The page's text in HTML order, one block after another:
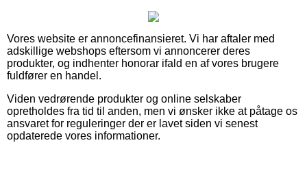
Vores website er annoncefinansieret. Vi har aftaler med
adskillige webshops eftersom vi annoncerer deres
produkter, og indhenter honorar ifald en af vores brugere
fuldfører en handel.
Viden vedrørende produkter og online selskaber
opretholdes fra tid til anden, men vi ønsker ikke at påtage os
ansvaret for reguleringer der er lavet siden vi senest
opdaterede vores informationer.